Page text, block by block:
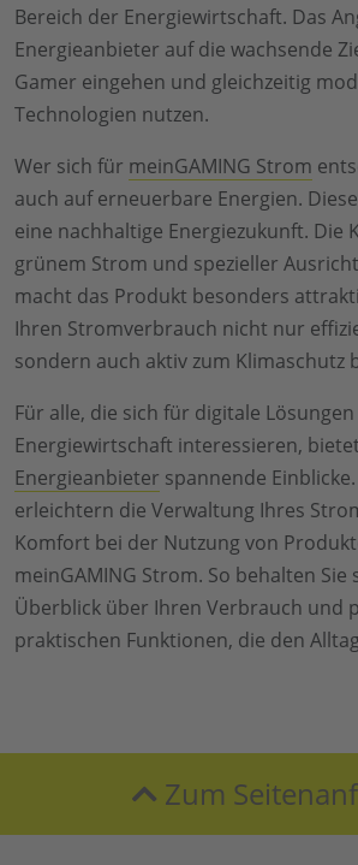
Bereich der Energiewirtschaft. Das
Energieanbieter auf die wachsende
Gamer eingehen und gleichzeitig
Technologien nutzen.
Wer sich für meinGAMING Strom
auch auf erneuerbare Energien.
eine nachhaltige Energiezukunft. Die
grünem Strom und spezieller
macht das Produkt besonders
Ihren Stromverbrauch nicht nur
sondern auch aktiv zum Klimaschutz
Für alle, die sich für digitale
Energiewirtschaft interessieren,
Energieanbieter spannende
erleichtern die Verwaltung Ihres
Komfort bei der Nutzung von
meinGAMING Strom. So behalten Sie
Überblick über Ihren Verbrauch und
praktischen Funktionen, die den
Zum